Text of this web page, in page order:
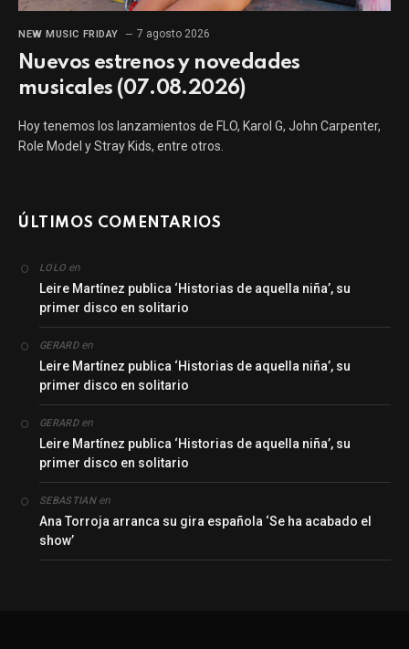
NEW MUSIC FRIDAY 7 agosto 2026
Nuevos estrenos y novedades
musicales (07.08.2026)
Hoy tenemos los lanzamientos de FLO, Karol G, John Carpenter,
Role Model y Stray Kids, entre otros.
ÚLTIMOS COMENTARIOS
LOLO en
Leire Martínez publica ‘Historias de aquella niña’, su
primer disco en solitario
GERARDen
Leire Martínez publica ‘Historias de aquella niña’, su
primer disco en solitario
GERARDen
Leire Martínez publica ‘Historias de aquella niña’, su
primer disco en solitario
SEBASTIANen
Ana Torroja arranca su gira española ‘Se ha acabado el
show’